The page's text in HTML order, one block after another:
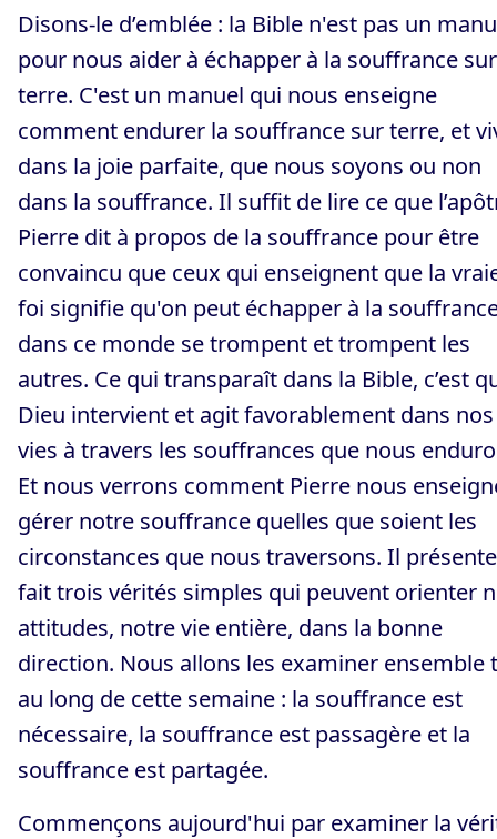
Disons-le d’emblée : la Bible n'est pas un
pour nous aider à échapper à la souffrance sur
terre. C'est un manuel qui nous enseigne
comment endurer la souffrance sur terre, et
dans la joie parfaite, que nous soyons ou non
dans la souffrance. Il suffit de lire ce que
Pierre dit à propos de la souffrance pour être
convaincu que ceux qui enseignent que la
foi signifie qu'on peut échapper à la
dans ce monde se trompent et trompent les
autres. Ce qui transparaît dans la Bible, c’est
Dieu intervient et agit favorablement dans nos
vies à travers les souffrances que nous
Et nous verrons comment Pierre nous
gérer notre souffrance quelles que soient les
circonstances que nous traversons. Il
fait trois vérités simples qui peuvent orienter
attitudes, notre vie entière, dans la bonne
direction. Nous allons les examiner ensemble
au long de cette semaine : la souffrance est
nécessaire, la souffrance est passagère et la
souffrance est partagée.
Commençons aujourd'hui par examiner la